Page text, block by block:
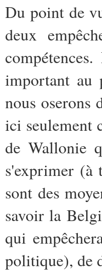
Du point de
deux
important au
nous oserons
ici seulement
de Wallonie
s'exprimer (à
sont des
savoir la
qui
politique), de